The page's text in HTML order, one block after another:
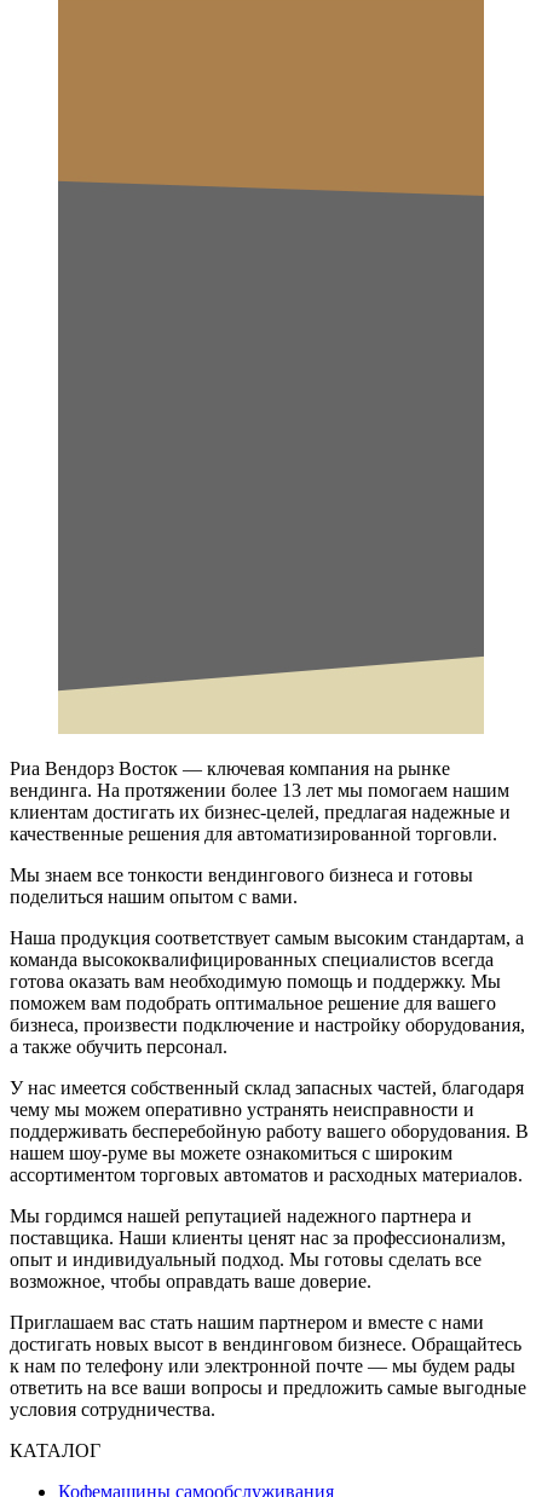
Риа Вендорз Восток — ключевая компания на рынке
вендинга. На протяжении более 13 лет мы помогаем нашим
клиентам достигать их бизнес-целей, предлагая надежные и
качественные решения для автоматизированной торговли.
Мы знаем все тонкости вендингового бизнеса и готовы
поделиться нашим опытом с вами.
Наша продукция соответствует самым высоким стандартам, а
команда высококвалифицированных специалистов всегда
готова оказать вам необходимую помощь и поддержку. Мы
поможем вам подобрать оптимальное решение для вашего
бизнеса, произвести подключение и настройку оборудования,
а также обучить персонал.
У нас имеется собственный склад запасных частей, благодаря
чему мы можем оперативно устранять неисправности и
поддерживать бесперебойную работу вашего оборудования. В
нашем шоу-руме вы можете ознакомиться с широким
ассортиментом торговых автоматов и расходных материалов.
Мы гордимся нашей репутацией надежного партнера и
поставщика. Наши клиенты ценят нас за профессионализм,
опыт и индивидуальный подход. Мы готовы сделать все
возможное, чтобы оправдать ваше доверие.
Приглашаем вас стать нашим партнером и вместе с нами
достигать новых высот в вендинговом бизнесе. Обращайтесь
к нам по телефону или электронной почте — мы будем рады
ответить на все ваши вопросы и предложить самые выгодные
условия сотрудничества.
КАТАЛОГ
Кофемашины самообслуживания